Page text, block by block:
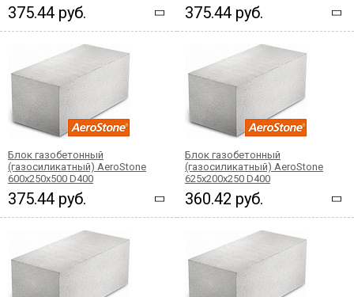
375.44 руб. 375.44 руб.
Блок газобетонный
(газосиликатный) AeroStone
600x250x500 D400
375.44 руб.
Блок газобетонный
(газосиликатный) AeroStone
625x200x250 D400
360.42 руб.